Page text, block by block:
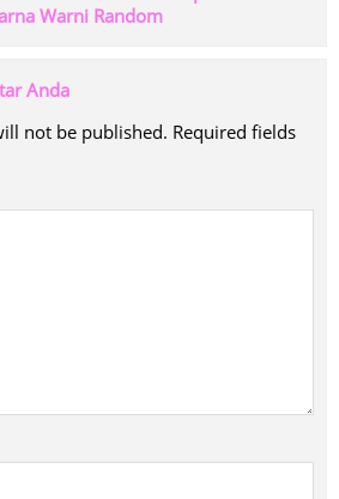
Warni Random
Anda
not be published. Required fields